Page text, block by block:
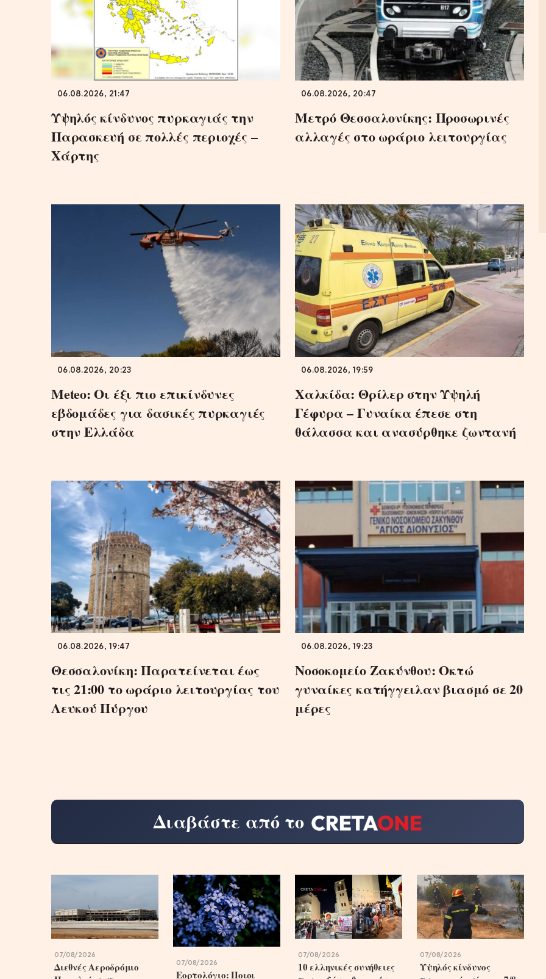
06.08.2026, 21:47
Υψηλός κίνδυνος πυρκαγιάς την
Παρασκευή σε πολλές περιοχές –
Χάρτης
06.08.2026, 20:47
Μετρό Θεσσαλονίκης: Προσωρινές
αλλαγές στο ωράριο λειτουργίας
06.08.2026, 20:23
Meteo: Οι έξι πιο επικίνδυνες
εβδομάδες για δασικές πυρκαγιές
στην Ελλάδα
06.08.2026, 19:59
Χαλκίδα: Θρίλερ στην Υψηλή
Γέφυρα – Γυναίκα έπεσε στη
θάλασσα και ανασύρθηκε ζωντανή
06.08.2026, 19:47
Θεσσαλονίκη: Παρατείνεται έως
τις 21:00 το ωράριο λειτουργίας του
Λευκού Πύργου
06.08.2026, 19:23
Νοσοκομείο Ζακύνθου: Οκτώ
γυναίκες κατήγγειλαν βιασμό σε 20
μέρες
Διαβάστε από το
07/08/2026
Διεθνές Αεροδρόμιο
07/08/2026
Εορτολόγιο: Ποιοι
07/08/2026
10 ελληνικές συνήθειες
07/08/2026
Υψηλός κίνδυνος